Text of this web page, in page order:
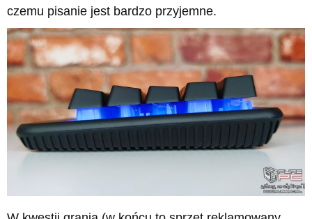
czemu pisanie jest bardzo przyjemne.